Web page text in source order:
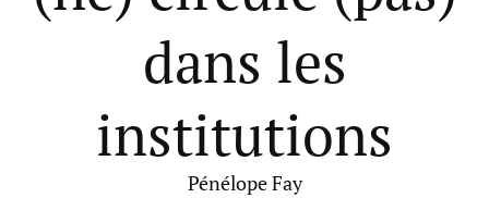
dans les
institutions
Pénélope Fay